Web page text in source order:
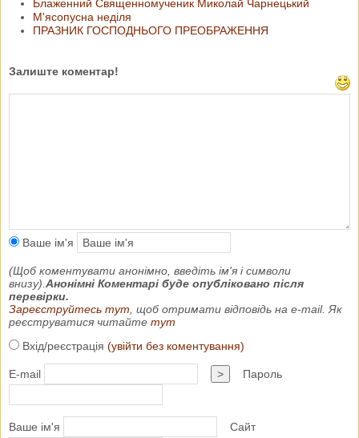
Блаженний Священномученик Миколай Чарнецький
М'ясопусна неділя
ПРАЗНИК ГОСПОДНЬОГО ПРЕОБРАЖЕННЯ
Залиште коментар!
Ваше ім'я
(Щоб коментувати анонімно, введіть ім'я і символи
внизу). Анонімні Коментарі буде опубліковано після
перевірки.
Зареєструйтесь тут , щоб отримати відповідь на e-mail. Як
реєструватися читайте тут
Вхід/реєстрація (увійти без коментування)
E-mail > Пароль
Ваше ім'я Сайт